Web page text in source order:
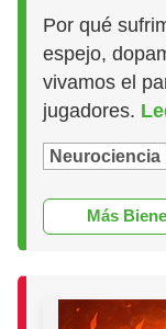
Por qué
espejo,
vivamos el
jugadores.
Neurociencia
Más